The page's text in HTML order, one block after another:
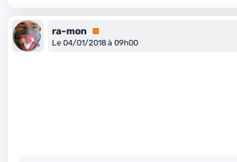
ra-mon
Premium
Le 04/01/2018 à 09h00